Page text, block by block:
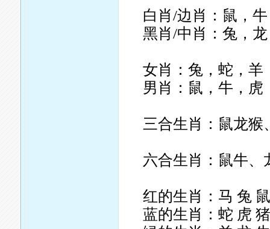
白肖/边肖：鼠，
黑肖/中肖：兔，
女肖：兔，蛇，羊
男肖：鼠，牛，虎
三合生肖：鼠龙猴
六合生肖：鼠牛、
红的生肖：马 兔
蓝的生肖：蛇 虎